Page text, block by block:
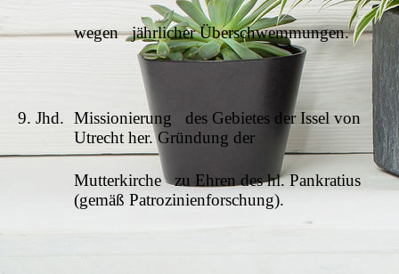
wegen jährlicher Überschwemmungen.
9. Jhd. Missionierung des Gebietes der Issel von
Utrecht her. Gründung der
Mutterkirche zu Ehren des hl. Pankratius
(gemäß Patrozinienforschung).